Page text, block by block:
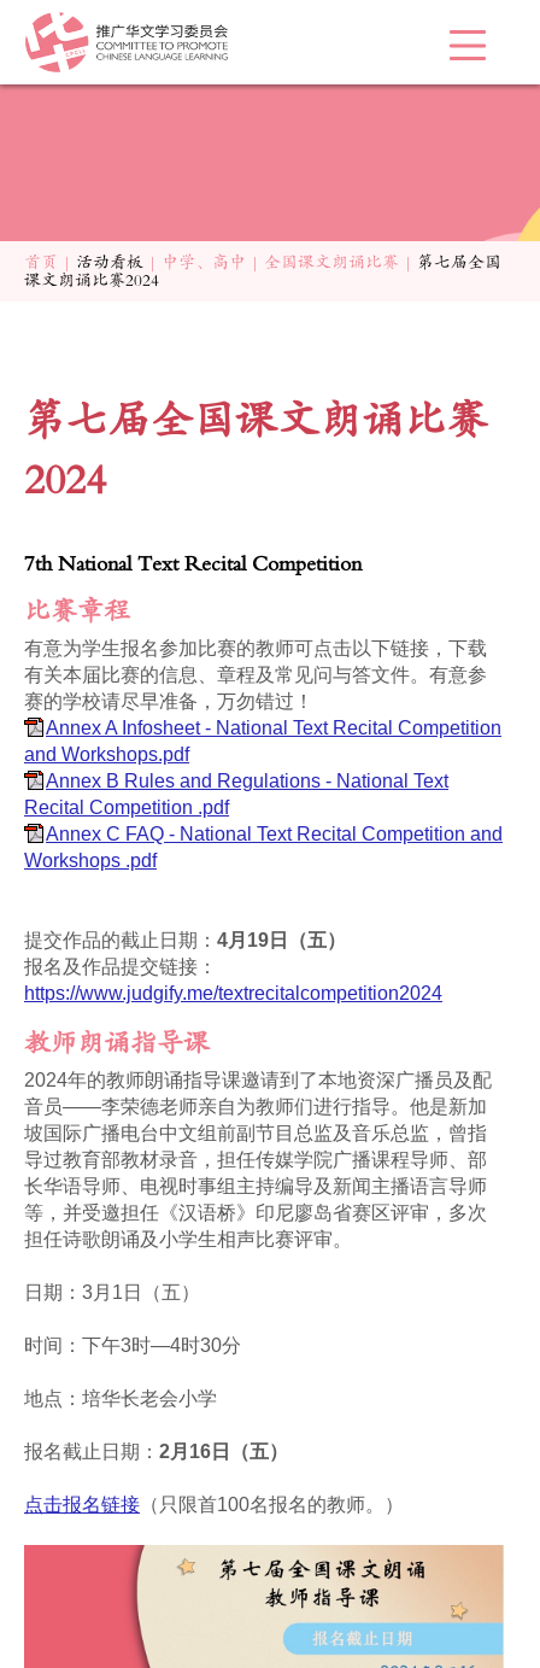
首页 | 活动看板 | 中学、高中 | 全国课文朗诵比赛 | 第七届全国
课文朗诵比赛2024
第七届全国课文朗诵比赛
2024
7th National Text Recital Competition
比赛章程
有意为学生报名参加比赛的教师可点击以下链接，下载
有关本届比赛的信息、章程及常见问与答文件。有意参
赛的学校请尽早准备，万勿错过！
Annex A Infosheet - National Text Recital Competition
and Workshops.pdf
Annex B Rules and Regulations - National Text
Recital Competition .pdf
Annex C FAQ - National Text Recital Competition and
Workshops .pdf
提交作品的截止日期： 4月19日（五）
报名及作品提交链接：
https://www.judgify.me/textrecitalcompetition2024
教师朗诵指导课
2024年的教师朗诵指导课邀请到了本地资深广播员及配
音员——李荣德老师亲自为教师们进行指导。他是新加
坡国际广播电台中文组前副节目总监及音乐总监，曾指
导过教育部教材录音，担任传媒学院广播课程导师、部
长华语导师、电视时事组主持编导及新闻主播语言导师
等，并受邀担任《汉语桥》印尼廖岛省赛区评审，多次
担任诗歌朗诵及小学生相声比赛评审。
日期：3月1日（五）
时间：下午3时—4时30分
地点：培华长老会小学
报名截止日期： 2月16日（五）
点击报名链接 （只限首100名报名的教师。）